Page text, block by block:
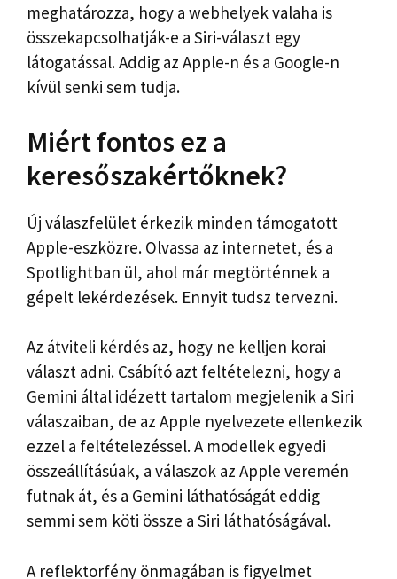
meghatározza, hogy a webhelyek valaha is
összekapcsolhatják-e a Siri-választ egy
látogatással. Addig az Apple-n és a Google-n
kívül senki sem tudja.
Miért fontos ez a
keresőszakértőknek?
Új válaszfelület érkezik minden támogatott
Apple-eszközre. Olvassa az internetet, és a
Spotlightban ül, ahol már megtörténnek a
gépelt lekérdezések. Ennyit tudsz tervezni.
Az átviteli kérdés az, hogy ne kelljen korai
választ adni. Csábító azt feltételezni, hogy a
Gemini által idézett tartalom megjelenik a Siri
válaszaiban, de az Apple nyelvezete ellenkezik
ezzel a feltételezéssel. A modellek egyedi
összeállításúak, a válaszok az Apple veremén
futnak át, és a Gemini láthatóságát eddig
semmi sem köti össze a Siri láthatóságával.
A reflektorfény önmagában is figyelmet